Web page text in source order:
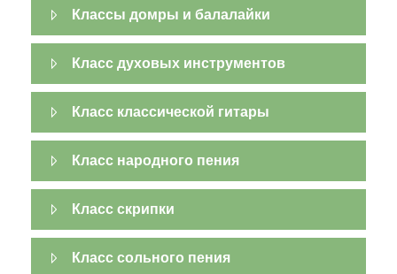
Классы домры и балалайки
Класс духовых инструментов
Класс классической гитары
Класс народного пения
Класс скрипки
Класс сольного пения